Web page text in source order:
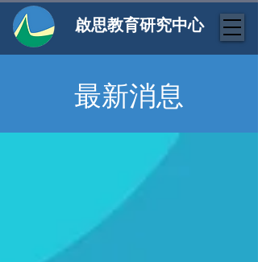
啟思教育研究中心
最新消息